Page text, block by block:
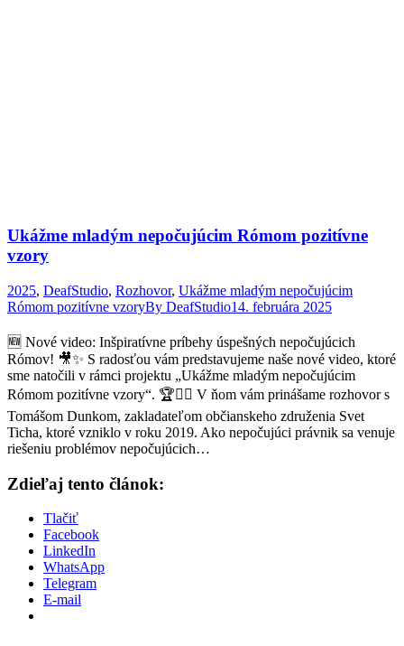
Ukážme mladým nepočujúcim Rómom pozitívne
vzory
2025, DeafStudio, Rozhovor, Ukážme mladým nepočujúcim
Rómom pozitívne vzoryBy DeafStudio14. februára 2025
🆕 Nové video: Inšpiratívne príbehy úspešných nepočujúcich
Rómov! 🎥✨ S radosťou vám predstavujeme naše nové video, ktoré
sme natočili v rámci projektu „Ukážme mladým nepočujúcim
Rómom pozitívne vzory“. 🏆👂🏽 V ňom vám prinášame rozhovor s
Tomášom Dunkom, zakladateľom občianskeho združenia Svet
Ticha, ktoré vzniklo v roku 2019. Ako nepočujúci právnik sa venuje
riešeniu problémov nepočujúcich…
Zdieľaj tento článok:
Tlačiť
Facebook
LinkedIn
WhatsApp
Telegram
E-mail